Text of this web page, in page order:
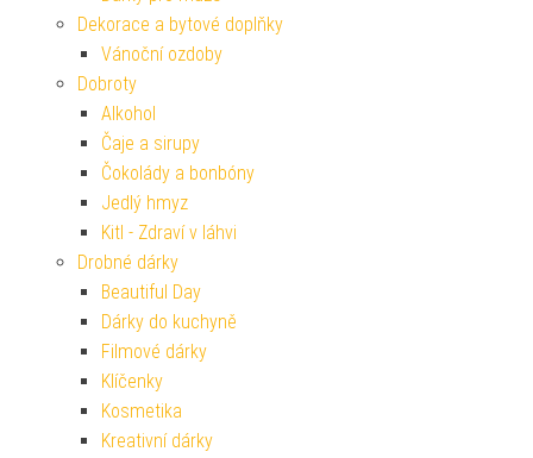
Dekorace a bytové doplňky
Vánoční ozdoby
Dobroty
Alkohol
Čaje a sirupy
Čokolády a bonbóny
Jedlý hmyz
Kitl - Zdraví v láhvi
Drobné dárky
Beautiful Day
Dárky do kuchyně
Filmové dárky
Klíčenky
Kosmetika
Kreativní dárky